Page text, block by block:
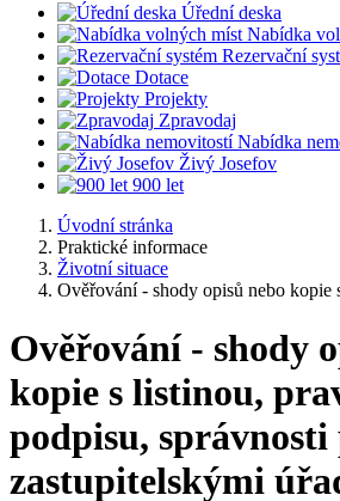
Úřední deska
Nabídka
Rezervační
Dotace
Projekty
Zpravodaj
Nabídka
Živý Josefov
900 let
Úvodní stránka
Praktické informace
Životní situace
Ověřování - shody opisů nebo kopie
Ověřování - shody
kopie s listinou,
podpisu,
zastupitelskými